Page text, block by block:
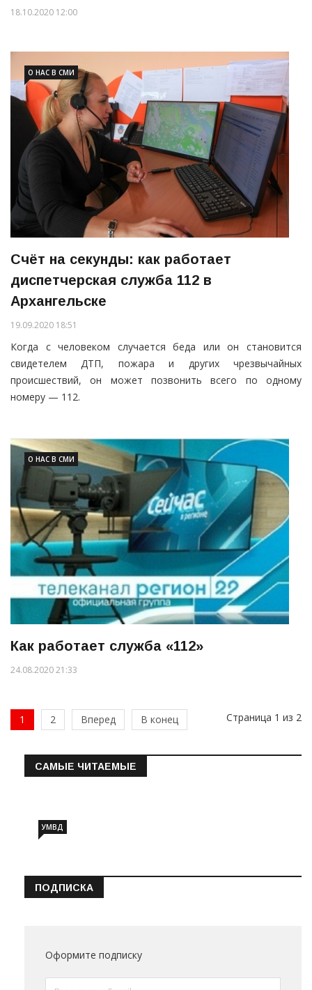
18.10.2020 12:00
О НАС В СМИ
Счёт на секунды: как работает
диспетчерская служба 112 в
Архангельске
19.09.2020 18:51
Когда с человеком случается беда или он становится
свидетелем ДТП, пожара и других чрезвычайных
происшествий, он может позвонить всего по одному
номеру — 112.
О НАС В СМИ
Как работает служба «112»
24.08.2020 21:33
1 2 Вперед В конец Страница 1 из 2
САМЫЕ ЧИТАЕМЫЕ
УМВД
ПОДПИСКА
Оформите подписку